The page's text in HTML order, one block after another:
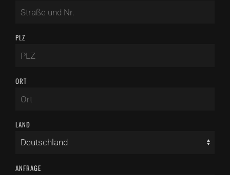
PLZ
ORT
LAND
ANFRAGE